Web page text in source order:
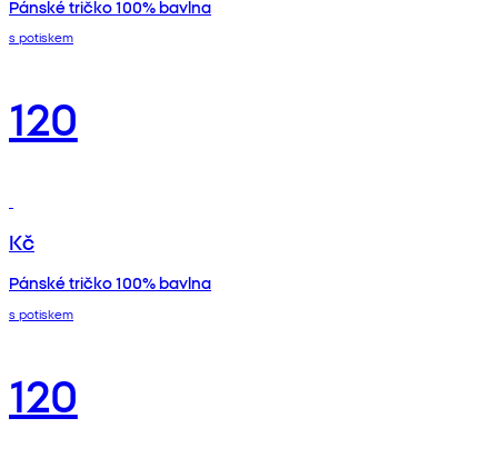
Pánské tričko 100% bavlna
s potiskem
120
Kč
Pánské tričko 100% bavlna
s potiskem
120